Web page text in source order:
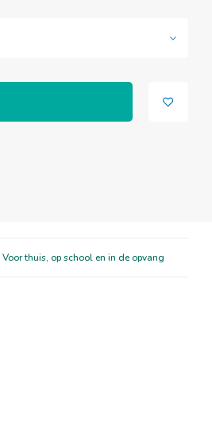
Voor thuis, op school en in de opvang